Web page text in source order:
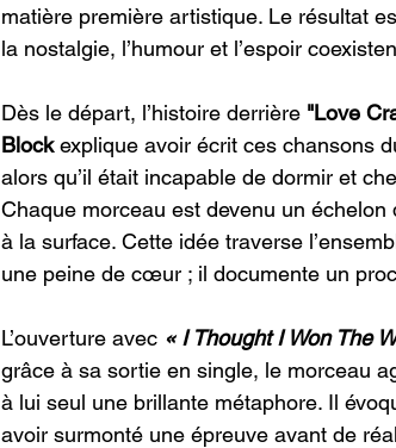
matière première artistique. Le résultat
la nostalgie, l’humour et l’espoir
Dès le départ, l’histoire derrière "Love
Block explique avoir écrit ces chansons
alors qu’il était incapable de dormir et
Chaque morceau est devenu un
à la surface. Cette idée traverse
une peine de cœur ; il documente un
L’ouverture avec « I Thought I Won The
grâce à sa sortie en single, le morceau
à lui seul une brillante métaphore. Il
avoir surmonté une épreuve avant de